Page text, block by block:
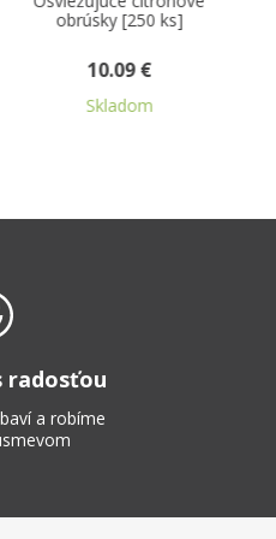
30 + 16 x 52 cm 100 ks
2.12 €
Skladom
radosťou
a robíme